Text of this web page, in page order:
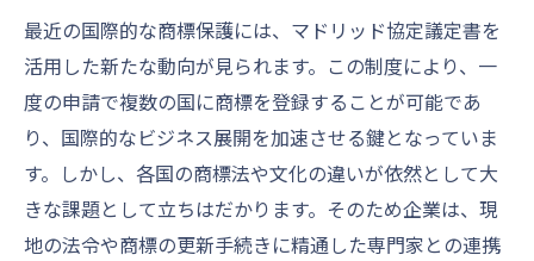
最近の国際的な商標保護には、マドリッド協定議定書を
活用した新たな動向が見られます。この制度により、一
度の申請で複数の国に商標を登録することが可能であ
り、国際的なビジネス展開を加速させる鍵となっていま
す。しかし、各国の商標法や文化の違いが依然として大
きな課題として立ちはだかります。そのため企業は、現
地の法令や商標の更新手続きに精通した専門家との連携